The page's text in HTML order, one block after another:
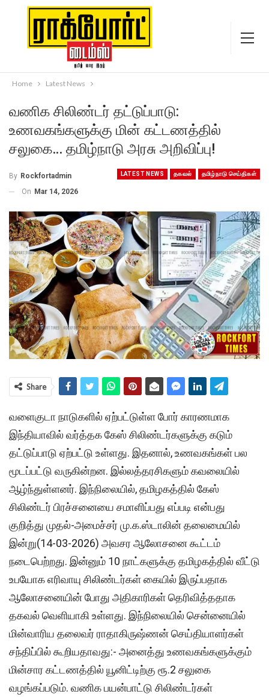
Home Latest News
வணிக சிலிண்டர் தட்டுப்பாடு:
உணவகங்களுக்கு மின் கட்டணத்தில்
சலுகை… தமிழ்நாடு அரசு அறிவிப்பு!
LATEST NEWS தகவல் தமிழ்நாடு செய்திகள்
By Rockfortadmin
On Mar 14, 2026
Share
வளைகுடா நாடுகளில் ஏற்பட்டுள்ள போர் காரணமாக
இந்தியாவில் வர்த்தக கேஸ் சிலிண்டர்களுக்கு கடும்
தட்டுப்பாடு ஏற்பட்டு உள்ளது. இதனால், உணவகங்கள் பல
மூடப்பட்டு வருகின்றன. இல்லத்தரசிகளும் கவலையில்
ஆழ்ந்துள்ளனர். இந்நிலையில், தமிழகத்தில் கேஸ்
சிலிண்டர் பிரச்சனையை சமாளிப்பது எப்படி என்பது
குறித்து முதல்-அமைச்சர் மு.க.ஸ்டாலின் தலைமையில்
இன்று(14-03-2026) அவசர ஆலோசனை கூட்டம்
நடைபெற்றது. இன்னும் 10 நாட்களுக்கு தமிழகத்தில் வீட்டு
உபயோக எரிவாயு சிலிண்டர்கள் கையில் இருப்பதாக
ஆலோசனையின் போது அதிகாரிகள் தெரிவித்ததாக
தகவல் வெளியாகி உள்ளது. இந்நிலையில் சென்னையில்
மின்வாரிய தலைவர் ராதாகிருஷ்ணன் செய்தியாளர்கள்
சந்திப்பில் கூறியதாவது:- அனைத்து உணவகங்களுக்கும்
மின்சார கட்டணத்தில் யூனிட்டிற்கு ரூ.2 சலுகை
வழங்கப்படும். வணிக பயன்பாட்டு சிலிண்டர்கள்